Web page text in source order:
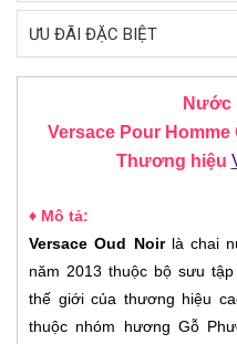
ƯU ĐÃI ĐẶC BIỆT
Nước
Versace Pour Homme
Thương hiệu
♦ Mô tả:
Versace Oud Noirlà chai
năm 2013 thuộc bộ sưu
thế giới của thương hiệu
thuộc nhóm hương Gỗ